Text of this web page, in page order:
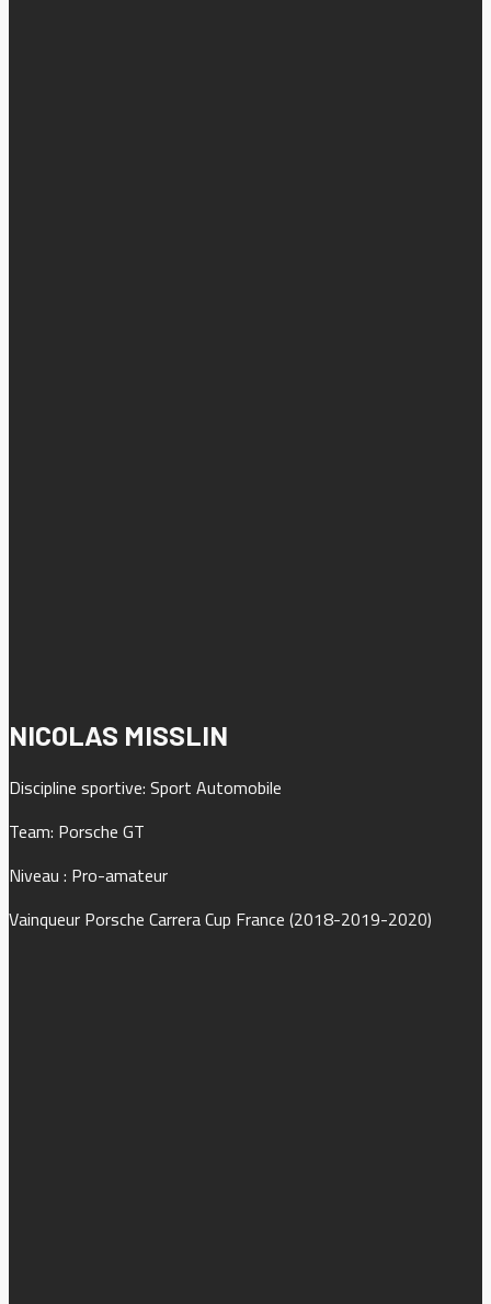
NICOLAS MISSLIN
Discipline sportive: Sport Automobile
Team: Porsche GT
Niveau : Pro-amateur
Vainqueur Porsche Carrera Cup France (2018-2019-2020)